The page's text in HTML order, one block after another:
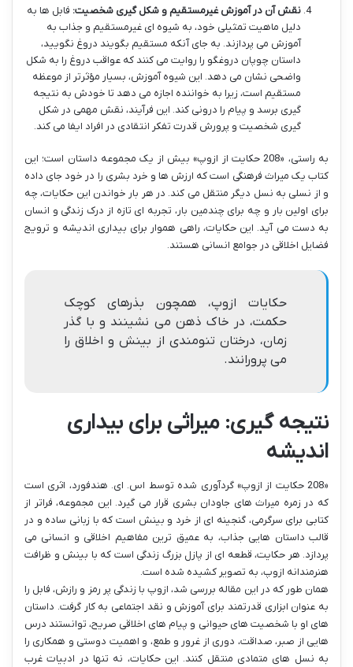
نقش آن در آموزش غیرمستقیم و شکل گیری شخصیت: فابل ها به
دلیل ماهیت تمثیلی خود، به شیوه ای غیرمستقیم و جذاب به
آموزش می پردازند. به جای آنکه مستقیم بگویند دروغ نگویید،
داستان چوپان دروغگو را روایت می کنند که عواقب دروغ را به شکل
واضحی نشان می دهد. این شیوه آموزش، بسیار مؤثرتر از موعظه
مستقیم است، زیرا به خواننده اجازه می دهد تا خودش به نتیجه
گیری برسد و پیام را درونی کند. این فرآیند، نقش مهمی در شکل
گیری شخصیت و پرورش قدرت تفکر انتقادی در افراد ایفا می کند.
به راستی، «208 حکایت از ازوپ» بیش از یک مجموعه داستان است؛ این
کتاب یک میراث فرهنگی است که ارزش ها و خرد بشری را در خود جای داده
و از نسلی به نسل دیگر منتقل می کند. در هر بار خواندن این حکایات، چه
برای اولین بار و چه برای چندمین بار، تجربه ای تازه از درک زندگی و انسان
به دست می آید. این حکایات، راهی هموار برای بیداری اندیشه و ترویج
فضایل اخلاقی در جوامع انسانی هستند.
حکایات ازوپ، همچون بذرهای کوچک
حکمت، در خاک ذهن می نشینند و با گذر
زمان، درختان تنومندی از بینش و اخلاق را
می پرورانند.
نتیجه گیری: میراثی برای بیداری
اندیشه
«208 حکایت از ازوپ» گردآوری شده توسط اس. ای. هندفورد، اثری است
که در زمره میراث های جاودان بشری قرار می گیرد. این مجموعه، فراتر از
کتابی برای سرگرمی، گنجینه ای از خرد و بینش است که با زبانی ساده و در
قالب داستان هایی جذاب، به عمیق ترین مفاهیم اخلاقی و انسانی می
پردازد. هر حکایت، قطعه ای از پازل بزرگ زندگی است که با بینش و ظرافت
هنرمندانه ازوپ، به تصویر کشیده شده است.
همان طور که در این مقاله بررسی شد، ازوپ با زندگی پر رمز و رازش، فابل را
به عنوان ابزاری قدرتمند برای آموزش و نقد اجتماعی به کار گرفت. داستان
های او با شخصیت های حیوانی و پیام های اخلاقی صریح، توانستند درس
هایی از صبر، صداقت، دوری از غرور و طمع، و اهمیت دوستی و همکاری را
به نسل های متمادی منتقل کنند. این حکایات، نه تنها در ادبیات غرب